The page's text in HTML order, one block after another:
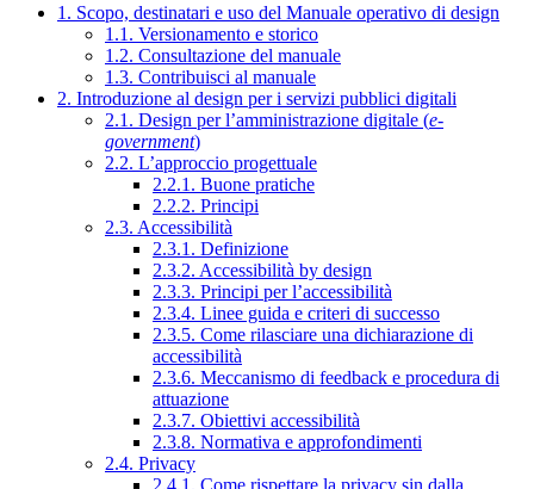
1. Scopo, destinatari e uso del Manuale operativo di design
1.1. Versionamento e storico
1.2. Consultazione del manuale
1.3. Contribuisci al manuale
2. Introduzione al design per i servizi pubblici digitali
2.1. Design per l’amministrazione digitale (e-
government)
2.2. L’approccio progettuale
2.2.1. Buone pratiche
2.2.2. Principi
2.3. Accessibilità
2.3.1. Definizione
2.3.2. Accessibilità by design
2.3.3. Principi per l’accessibilità
2.3.4. Linee guida e criteri di successo
2.3.5. Come rilasciare una dichiarazione di
accessibilità
2.3.6. Meccanismo di feedback e procedura di
attuazione
2.3.7. Obiettivi accessibilità
2.3.8. Normativa e approfondimenti
2.4. Privacy
2.4.1. Come rispettare la privacy sin dalla